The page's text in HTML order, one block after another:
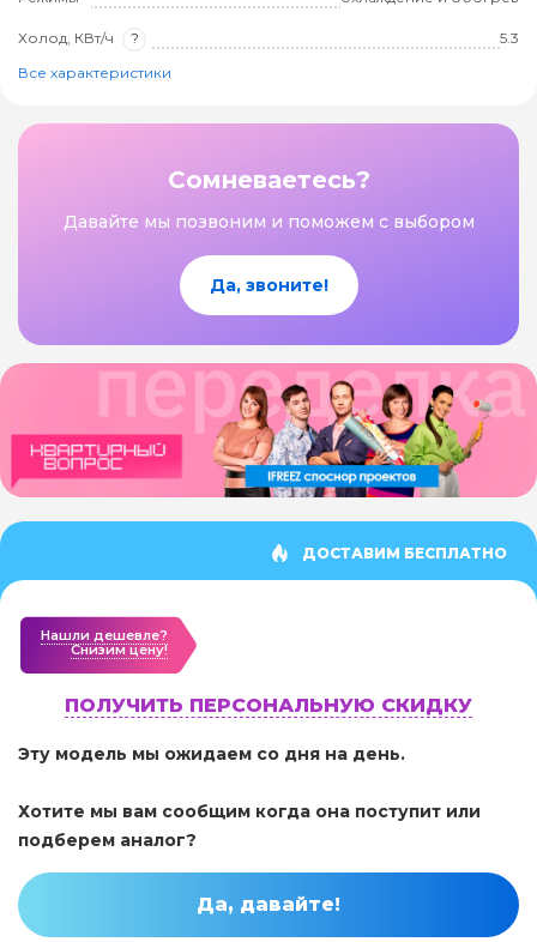
Холод, КВт/ч ?
5.3
Все характеристики
Сомневаетесь?
Давайте мы позвоним и поможем с выбором
Да, звоните!
ДОСТАВИМ БЕСПЛАТНО
Нашли дешевле?
Cнизим цену!
ПОЛУЧИТЬ ПЕРСОНАЛЬНУЮ СКИДКУ
Эту модель мы ожидаем со дня на день.
Хотите мы вам сообщим когда она поступит или
подберем аналог?
Да, давайте!